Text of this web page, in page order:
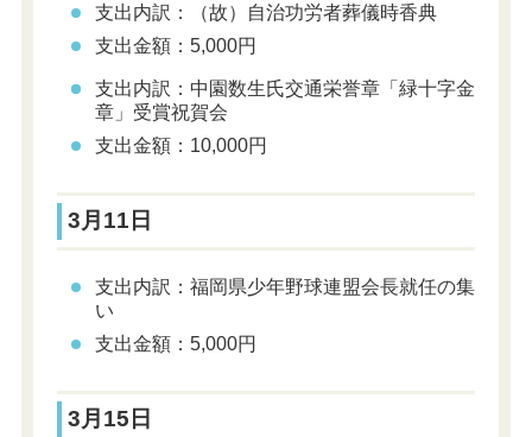
支出内訳：（故）自治功労者葬儀時香典
支出金額：5,000円
支出内訳：中園数生氏交通栄誉章「緑十字金
章」受賞祝賀会
支出金額：10,000円
3月11日
支出内訳：福岡県少年野球連盟会長就任の集
い
支出金額：5,000円
3月15日